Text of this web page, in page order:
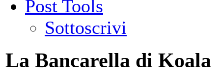
Post Tools
Sottoscrivi
La Bancarella di Koala